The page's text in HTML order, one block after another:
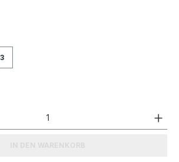
nicht verfügbar.)
3
Gib den